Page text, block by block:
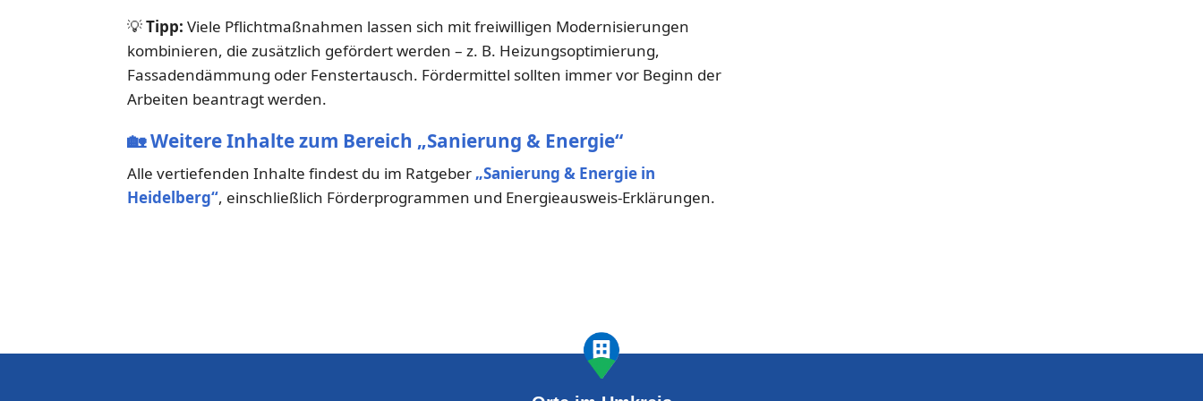
💡Tipp: Viele Pflichtmaßnahmen lassen sich mit freiwilligen Modernisierungen
kombinieren, die zusätzlich gefördert werden – z. B. Heizungsoptimierung,
Fassadendämmung oder Fenstertausch. Fördermittel sollten immer vor Beginn der
Arbeiten beantragt werden.
🏡Weitere Inhalte zum Bereich „Sanierung & Energie“
Alle vertiefenden Inhalte findest du im Ratgeber„Sanierung & Energie in
Heidelberg“, einschließlich Förderprogrammen und Energieausweis-Erklärungen.